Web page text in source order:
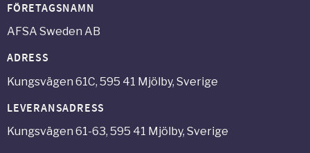
FÖRETAGSNAMN
AFSA Sweden AB
ADRESS
Kungsvägen 61C, 595 41 Mjölby, Sverige
LEVERANSADRESS
Kungsvägen 61-63, 595 41 Mjölby, Sverige